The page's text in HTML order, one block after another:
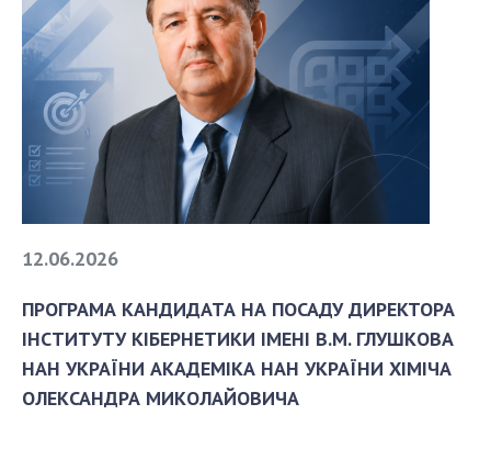
12.06.2026
ПРОГРАМА КАНДИДАТА НА ПОСАДУ ДИРЕКТОРА
ІНСТИТУТУ КІБЕРНЕТИКИ ІМЕНІ В.М. ГЛУШКОВА
НАН УКРАЇНИ АКАДЕМІКА НАН УКРАЇНИ ХІМІЧА
ОЛЕКСАНДРА МИКОЛАЙОВИЧА